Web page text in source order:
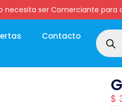
necesita ser Comerciante
Contacto
$